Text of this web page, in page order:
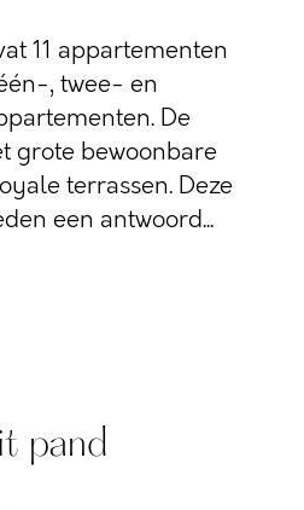
11 appartementen
, twee- en
De
grote bewoonbare
terrassen. Deze
een antwoord...
pand